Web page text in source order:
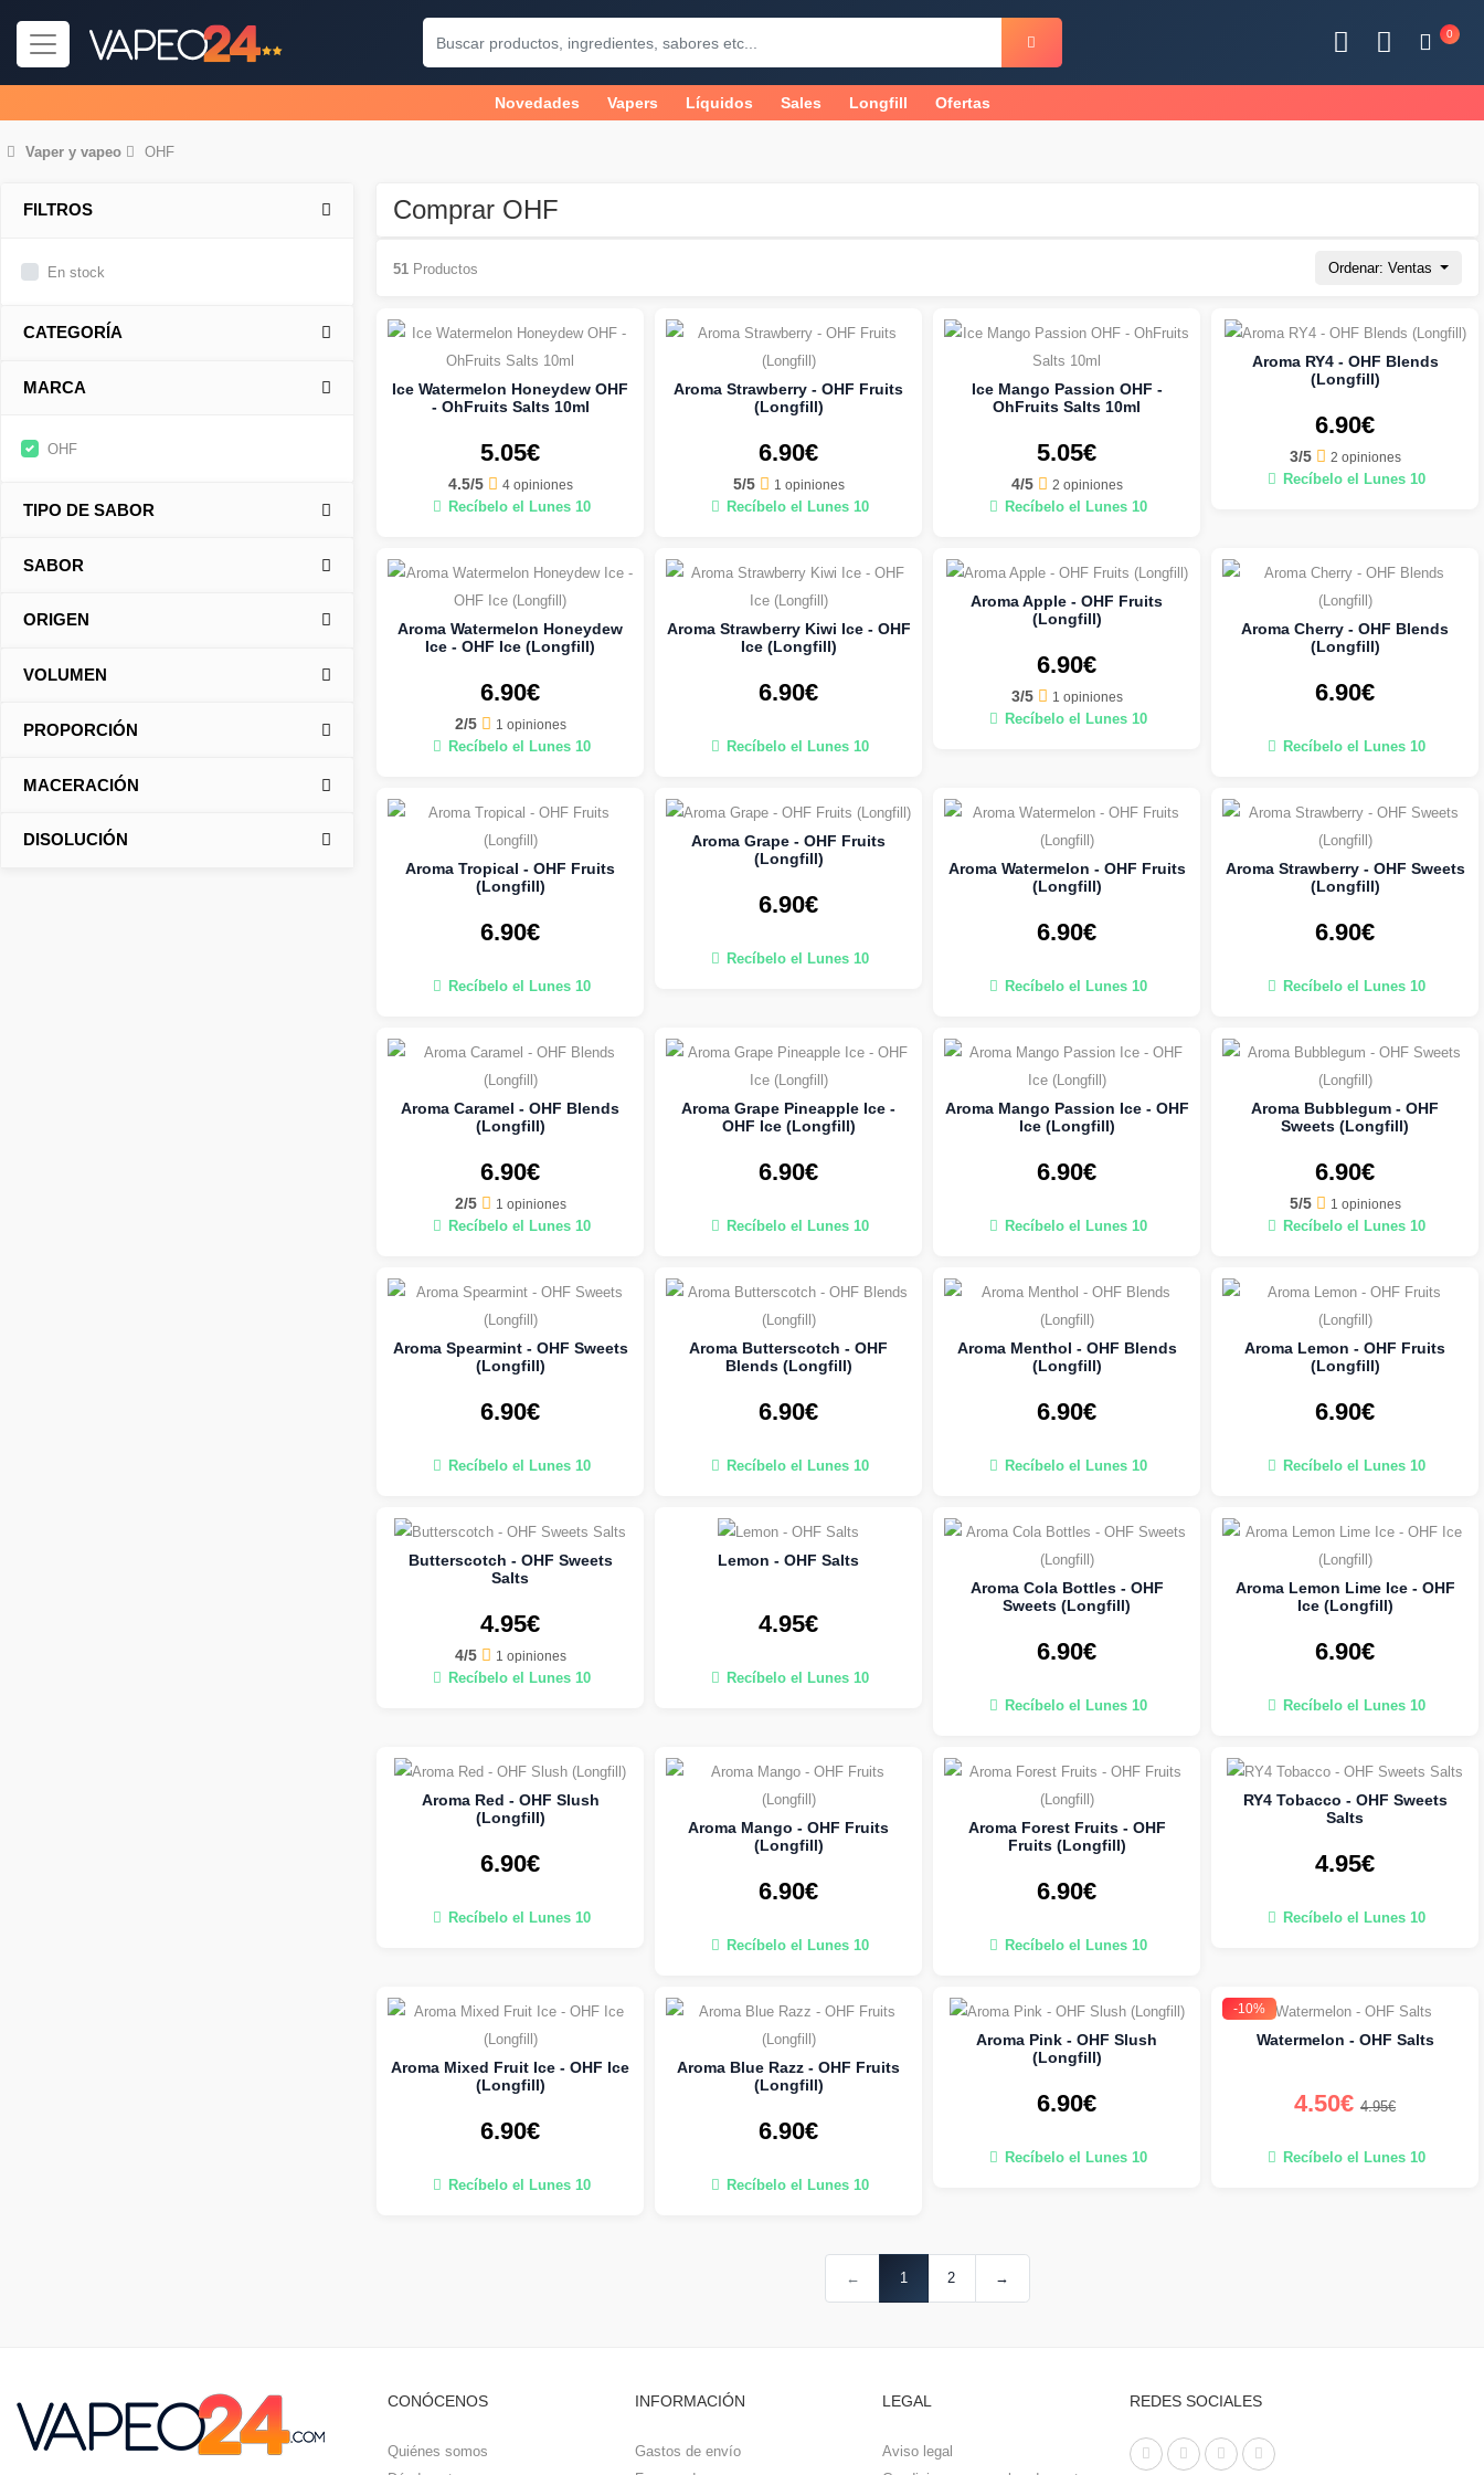
0
Novedades Vapers Líquidos Sales Longfill Ofertas
Vaper y vapeo OHF
FILTROS
En stock
CATEGORÍA
MARCA
OHF
TIPO DE SABOR
SABOR
ORIGEN
VOLUMEN
PROPORCIÓN
MACERACIÓN
DISOLUCIÓN
Comprar OHF
Ordenar: Ventas
51 Productos
Ice Watermelon Honeydew OHF
- OhFruits Salts 10ml
5.05€
4.5/5 4 opiniones
Recíbelo el Lunes 10
Aroma Strawberry - OHF Fruits
(Longfill)
6.90€
5/5 1 opiniones
Recíbelo el Lunes 10
Ice Mango Passion OHF -
OhFruits Salts 10ml
5.05€
4/5 2 opiniones
Recíbelo el Lunes 10
Aroma RY4 - OHF Blends
(Longfill)
6.90€
3/5 2 opiniones
Recíbelo el Lunes 10
Aroma Watermelon Honeydew
Ice - OHF Ice (Longfill)
6.90€
2/5 1 opiniones
Recíbelo el Lunes 10
Aroma Strawberry Kiwi Ice - OHF
Ice (Longfill)
6.90€
Recíbelo el Lunes 10
Aroma Apple - OHF Fruits
(Longfill)
6.90€
3/5 1 opiniones
Recíbelo el Lunes 10
Aroma Cherry - OHF Blends
(Longfill)
6.90€
Recíbelo el Lunes 10
Aroma Tropical - OHF Fruits
(Longfill)
6.90€
Recíbelo el Lunes 10
Aroma Grape - OHF Fruits
(Longfill)
6.90€
Recíbelo el Lunes 10
Aroma Watermelon - OHF Fruits
(Longfill)
6.90€
Recíbelo el Lunes 10
Aroma Strawberry - OHF Sweets
(Longfill)
6.90€
Recíbelo el Lunes 10
Aroma Caramel - OHF Blends
(Longfill)
6.90€
2/5 1 opiniones
Recíbelo el Lunes 10
Aroma Grape Pineapple Ice -
OHF Ice (Longfill)
6.90€
Recíbelo el Lunes 10
Aroma Mango Passion Ice - OHF
Ice (Longfill)
6.90€
Recíbelo el Lunes 10
Aroma Bubblegum - OHF
Sweets (Longfill)
6.90€
5/5 1 opiniones
Recíbelo el Lunes 10
Aroma Spearmint - OHF Sweets
(Longfill)
6.90€
Recíbelo el Lunes 10
Aroma Butterscotch - OHF
Blends (Longfill)
6.90€
Recíbelo el Lunes 10
Aroma Menthol - OHF Blends
(Longfill)
6.90€
Recíbelo el Lunes 10
Aroma Lemon - OHF Fruits
(Longfill)
6.90€
Recíbelo el Lunes 10
Butterscotch - OHF Sweets
Salts
4.95€
4/5 1 opiniones
Recíbelo el Lunes 10
Lemon - OHF Salts
4.95€
Recíbelo el Lunes 10
Aroma Cola Bottles - OHF
Sweets (Longfill)
6.90€
Recíbelo el Lunes 10
Aroma Lemon Lime Ice - OHF
Ice (Longfill)
6.90€
Recíbelo el Lunes 10
Aroma Red - OHF Slush
(Longfill)
6.90€
Recíbelo el Lunes 10
Aroma Mango - OHF Fruits
(Longfill)
6.90€
Recíbelo el Lunes 10
Aroma Forest Fruits - OHF
Fruits (Longfill)
6.90€
Recíbelo el Lunes 10
RY4 Tobacco - OHF Sweets
Salts
4.95€
Recíbelo el Lunes 10
Aroma Mixed Fruit Ice - OHF Ice
(Longfill)
6.90€
Recíbelo el Lunes 10
Aroma Blue Razz - OHF Fruits
(Longfill)
6.90€
Recíbelo el Lunes 10
Aroma Pink - OHF Slush
(Longfill)
6.90€
Recíbelo el Lunes 10
-10%
Watermelon - OHF Salts
4.50€ 4.95€
Recíbelo el Lunes 10
← 1 2 →
CONÓCENOS
Quiénes somos
INFORMACIÓN
Gastos de envío
LEGAL
Aviso legal
REDES SOCIALES